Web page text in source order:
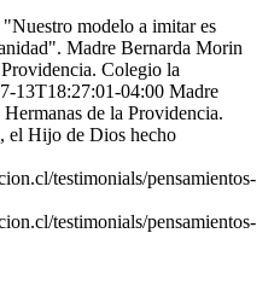
modelo a imitar es
Madre Bernarda Morin
Colegio la
13T18:27:01-04:00 Madre
de la Providencia.
el Hijo de Dios hecho
testimonials/pensamientos-
testimonials/pensamientos-